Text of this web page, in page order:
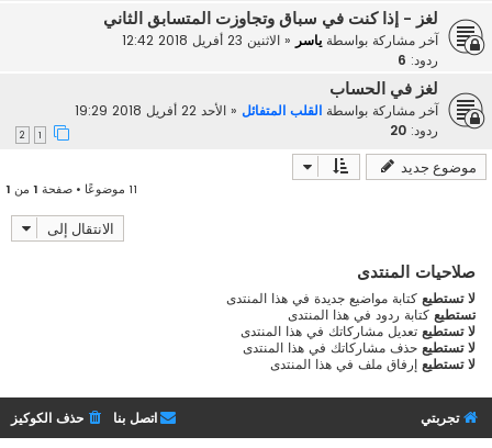
لغز - إذا كنت في سباق وتجاوزت المتسابق الثاني
آخر مشاركة بواسطة ياسر « الاثنين 23 أفريل 2018 12:42
ردود: 6
لغز في الحساب
آخر مشاركة بواسطة القلب المتفائل « الأحد 22 أفريل 2018 19:29
ردود: 20
1
2
موضوع جديد
11 موضوعًا • صفحة 1 من 1
الانتقال إلى
صلاحيات المنتدى
لا تستطيع كتابة مواضيع جديدة في هذا المنتدى
تستطيع كتابة ردود في هذا المنتدى
لا تستطيع تعديل مشاركاتك في هذا المنتدى
لا تستطيع حذف مشاركاتك في هذا المنتدى
لا تستطيع إرفاق ملف في هذا المنتدى
تجربتي حذف الكوكيز اتصل بنا